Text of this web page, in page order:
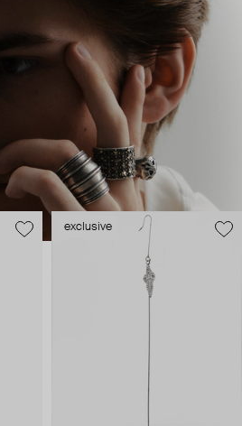
Парадоксах, которые не
каждого украшения
гармонично.
exclusive